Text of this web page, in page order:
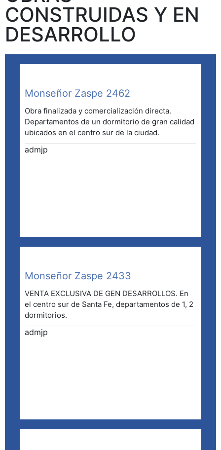
CONSTRUIDAS Y EN
DESARROLLO
Monseñor Zaspe 2462
Obra finalizada y comercialización directa.
Departamentos de un dormitorio de gran calidad
ubicados en el centro sur de la ciudad.
admjp
Monseñor Zaspe 2433
VENTA EXCLUSIVA DE GEN DESARROLLOS. En
el centro sur de Santa Fe, departamentos de 1, 2
dormitorios.
admjp